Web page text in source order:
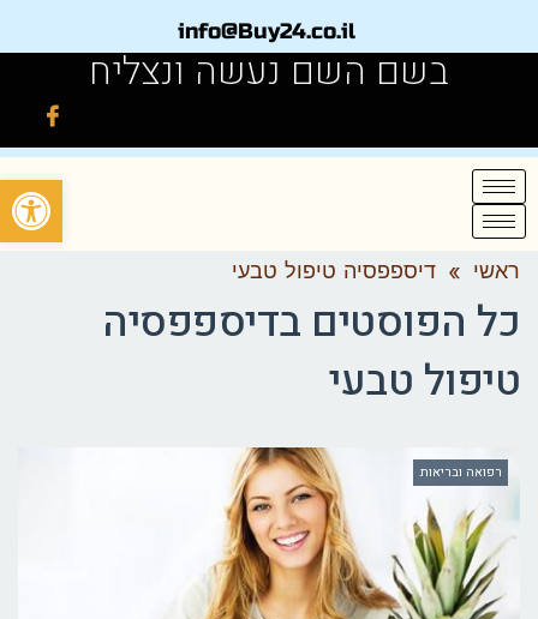
info@Buy24.co.il
בשם השם נעשה ונצליח
ראשי » דיספפסיה טיפול טבעי
כל הפוסטים בדיספפסיה
טיפול טבעי
רפואה ובריאות